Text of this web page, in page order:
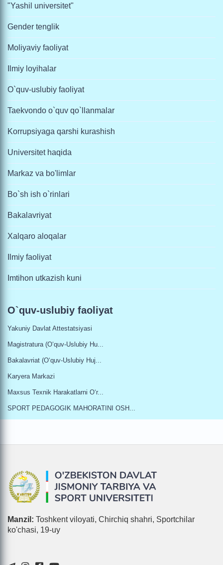
"Yashil universitet"
Gender tenglik
Moliyaviy faoliyat
Ilmiy loyihalar
O`quv-uslubiy faoliyat
Taekvondo o`quv qo`llanmalar
Korrupsiyaga qarshi kurashish
Universitet haqida
Markaz va bo'limlar
Bo`sh ish o`rinlari
Bakalavriyat
Xalqaro aloqalar
Ilmiy faoliyat
Imtihon utkazish kuni
O`quv-uslubiy faoliyat
Yakuniy Davlat Attestatsiyasi
Magistratura (oʻquv-Uslubiy Hu...
Bakalavriat (oʻquv-Uslubiy Huj...
Karyera Markazi
Maxsus Texnik Harakatlarni Oʻr...
SPORT PEDAGOGIK MAHORATINI OSH...
Manzil: Toshkent viloyati, Chirchiq shahri, Sportchilar
ko'chasi, 19-uy